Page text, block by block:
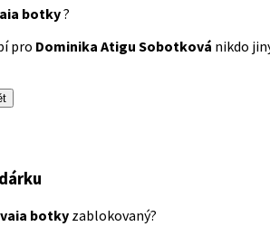
botky?
pro Dominika Atigu Sobotková nikdo
botky zablokovaný?